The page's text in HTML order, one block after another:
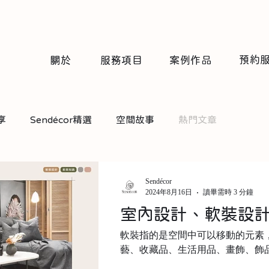
關於 服務項目 案例作品 預約
Sendécor精選 空間故事 熱門文章
室內設計、軟裝設
麼不同？
軟裝指的是空間中可以移動的元素
藝、收藏品、生活用品、畫飾、飾
Sendécor
2024年8月16日
讀畢需時 3 分鐘